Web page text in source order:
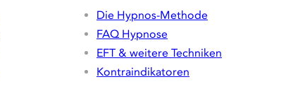
Die Hypnos-Methode
FAQ Hypnose
EFT & weitere Techniken
Kontraindikatoren